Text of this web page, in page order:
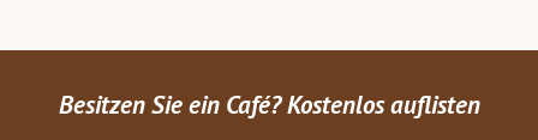
Besitzen Sie ein Café? Kostenlos auflisten